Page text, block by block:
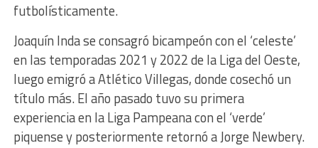
futbolísticamente.
Joaquín Inda se consagró bicampeón con el ‘celeste’
en las temporadas 2021 y 2022 de la Liga del Oeste,
luego emigró a Atlético Villegas, donde cosechó un
título más. El año pasado tuvo su primera
experiencia en la Liga Pampeana con el ‘verde’
piquense y posteriormente retornó a Jorge Newbery.